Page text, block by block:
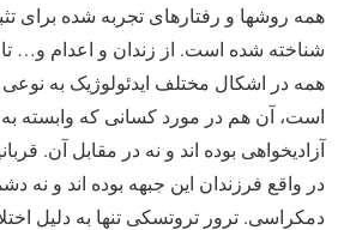
همه روشها و رفتارهای تجربه شده برای
شناخته شده است. از زندان و اعدام و…
همه در اشکال مختلف ایدئولوژیک به نوعی
است، آن هم در مورد کسانی که وابسته
آزادیخواهی بوده اند و نه در مقابل آن.
در واقع فرزندان این جبهه بوده اند و نه
دمکراسی. ترور تروتسکی تنها به دلیل